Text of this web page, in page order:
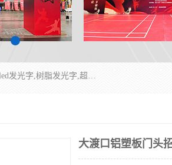
重庆润乔广告有限公司是一家集重庆广告制作,重庆标识标牌,亚克力发光字,led发光字,树脂发光字,超薄灯箱,拉布灯箱,吸塑灯箱,门头招牌,企业形象墙,写真喷绘,x展架,拉网展架,广告展架,条幅,锦旗设计,制作,施工,维护为一体的专业化广告公司.
大渡口铝塑板门头